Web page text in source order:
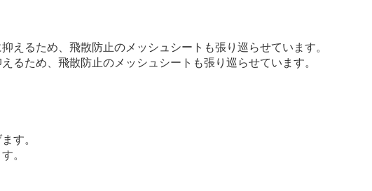
るため、飛散防止のメッシュシートも張り巡らせています。
。